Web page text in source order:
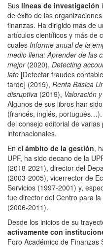
Sus líneas de investigación
de éxito de las
finanzas. Ha dirigido más de
artículos científicos y más de
cuales Informe anual de la
medio llena: Aprender de las
mejor(2020), Detecting
late [Detectar fraudes
tarde] (2019), Renta Básica
disruptiva (2019), Valoración
Algunos de sus libros han
(francés, inglés,
del consejo editorial de
internacionales.
En el ámbito de la gestión,
UPF, ha sido decano de la
(2018-2021), director del
(2003-2005), vicerrector de
Servicios (1997-2001) y,
fue director del Centro para
(2006-2011).
Desde los inicios de su
activamente con
Foro Académico de Finanzas